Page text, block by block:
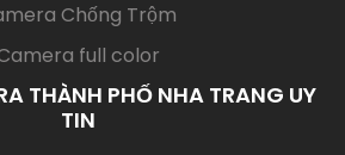
Chống Trộm
full color
THÀNH PHỐ NHA TRANG UY
TIN